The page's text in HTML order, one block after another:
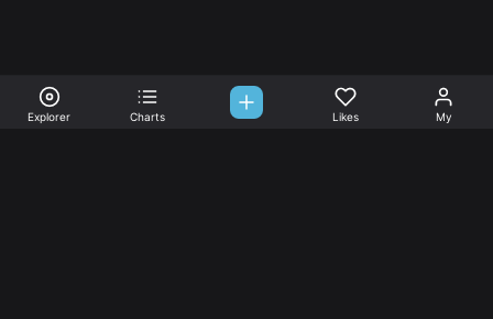
Explorer Charts Likes My